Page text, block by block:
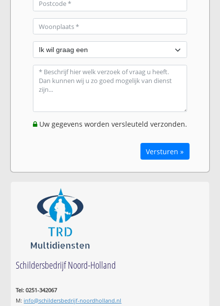
Uw gegevens worden versleuteld verzonden.
Versturen »
Schildersbedrijf Noord-Holland
Tel: 0251-342067
M: info@schildersbedrijf-noordholland.nl